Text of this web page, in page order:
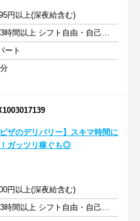
円以上(深夜給含む)
週3日以上 1日3時間以上 シフト自由・自己申告
ート
ピザのデリバリー】スキマ時間に
ガッツリ稼ぐも◎
円以上(深夜給含む)
週3日以上 1日3時間以上 シフト自由・自己申告